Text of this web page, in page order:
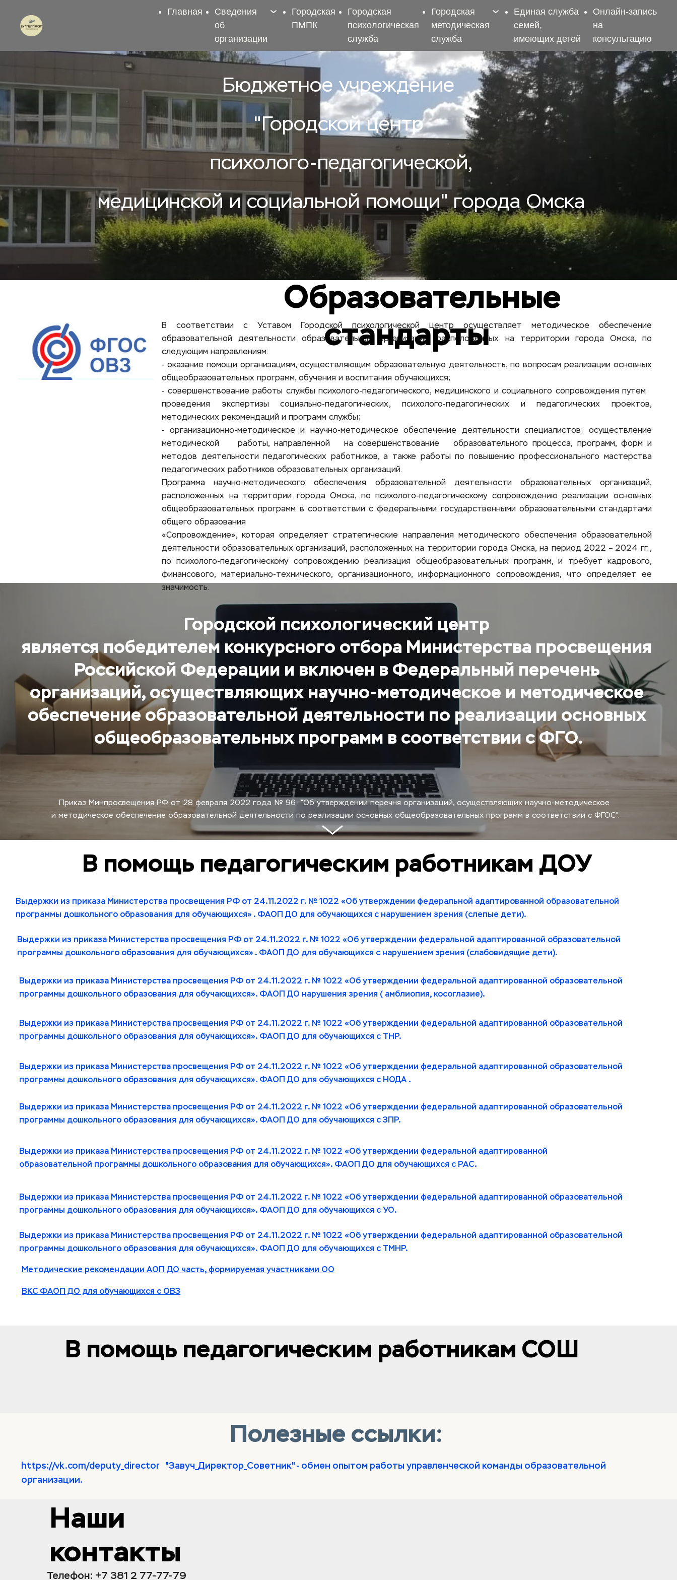
Главная
Сведения
об
организации
Городская
ПМПК
Городская
психологическая
служба
Городская
методическая
служба
Единая служба
семей,
имеющих детей
Онлайн-запись
на
консультацию
Бюджетное учреждение
"Городской центр
психолого-педагогической,
медицинской и социальной помощи" города Омска
В соответствии с Уставом Городской психологической центр осуществляет методическое обеспечение
образовательной деятельности образовательных организаций, расположенных на территории города Омска, по
следующим направлениям:
- оказание помощи организациям, осуществляющим образовательную деятельность, по вопросам реализации основных
общеобразовательных программ, обучения и воспитания обучающихся;
- совершенствование работы службы психолого-педагогического, медицинского и социального сопровождения путем
проведения экспертизы социально-педагогических, психолого-педагогических и педагогических проектов,
методических рекомендаций и программ службы;
- организационно-методическое и научно-методическое обеспечение деятельности специалистов; осуществление
методической    работы, направленной   на совершенствование   образовательного процесса, программ, форм и
методов деятельности педагогических работников, а также работы по повышению профессионального мастерства
педагогических работников образовательных организаций.
Программа научно-методического обеспечения образовательной деятельности образовательных организаций,
расположенных на территории города Омска, по психолого-педагогическому сопровождению реализации основных
общеобразовательных программ в соответствии с федеральными государственными образовательными стандартами
общего образования
«Сопровождение», которая определяет стратегические направления методического обеспечения образовательной
деятельности образовательных организаций, расположенных на территории города Омска, на период 2022 – 2024 гг.,
по психолого-педагогическому сопровождению реализация общеобразовательных программ, и требует кадрового,
финансового, материально-технического, организационного, информационного сопровождения, что определяет ее
значимость.
стандарты
Городской психологический центр
является победителем конкурсного отбора Министерства просвещения
Российской Федерации и включен в Федеральный перечень
организаций, осуществляющих научно-методическое и методическое
обеспечение образовательной деятельности по реализации основных
общеобразовательных программ в соответствии с ФГО.
Приказ Минпросвещения РФ от 28 февраля 2022 года № 96  "Об утверждении перечня организаций, осуществляющих научно-методическое
и методическое обеспечение образовательной деятельности по реализации основных общеобразовательных программ в соответствии с ФГОС".
В помощь педагогическим работникам ДОУ
Выдержки из приказа Министерства просвещения РФ от 24.11.2022 г. № 1022 «Об утверждении федеральной адаптированной образовательной
программы дошкольного образования для обучающихся». ФАОП ДО для обучающихся с ТМНР.
ВКС ФАОП ДО для обучающихся с ОВЗ
Выдержки из приказа Министерства просвещения РФ от 24.11.2022 г. № 1022 «Об утверждении федеральной адаптированной образовательной
программы дошкольного образования для обучающихся» . ФАОП ДО для обучающихся с нарушением зрения (слепые дети).
Методические рекомендации АОП ДО часть, формируемая участниками ОО
Выдержки из приказа Министерства просвещения РФ от 24.11.2022 г. № 1022 «Об утверждении федеральной адаптированной образовательной
программы дошкольного образования для обучающихся» . ФАОП ДО для обучающихся с нарушением зрения (слабовидящие дети).
Выдержки из приказа Министерства просвещения РФ от 24.11.2022 г. № 1022 «Об утверждении федеральной адаптированной образовательной
программы дошкольного образования для обучающихся». ФАОП ДО нарушения зрения ( амблиопия, косоглазие).
Выдержки из приказа Министерства просвещения РФ от 24.11.2022 г. № 1022 «Об утверждении федеральной адаптированной образовательной
программы дошкольного образования для обучающихся». ФАОП ДО для обучающихся с ТНР.
Выдержки из приказа Министерства просвещения РФ от 24.11.2022 г. № 1022 «Об утверждении федеральной адаптированной образовательной
программы дошкольного образования для обучающихся». ФАОП ДО для обучающихся с ЗПР.
Выдержки из приказа Министерства просвещения РФ от 24.11.2022 г. № 1022 «Об утверждении федеральной адаптированной образовательной
программы дошкольного образования для обучающихся». ФАОП ДО для обучающихся с НОДА .
Выдержки из приказа Министерства просвещения РФ от 24.11.2022 г. № 1022 «Об утверждении федеральной адаптированной
образовательной программы дошкольного образования для обучающихся». ФАОП ДО для обучающихся с РАС.
Выдержки из приказа Министерства просвещения РФ от 24.11.2022 г. № 1022 «Об утверждении федеральной адаптированной образовательной
программы дошкольного образования для обучающихся». ФАОП ДО для обучающихся с УО.
В помощь педагогическим работникам СОШ
Полезные ссылки:
https://vk.com/deputy_director   "Завуч_Директор_Советник" - обмен опытом работы управленческой команды образовательной
организации.
Наши
контакты
Телефон: +7 381 2 77-77-79